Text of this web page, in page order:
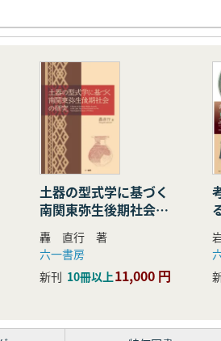
土器の型式学に基づく
南関東弥生後期社会の
研究
轟 直行 著
六一書房
新刊 10冊以上11,000 円